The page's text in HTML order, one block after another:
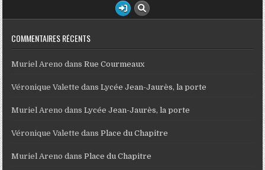
COMMENTAIRES RÉCENTS
Muriel Areno dansRue Courmeaux
Véronique Valette dansLycée Jean-Jaurès, la porte
Muriel Areno dansLycée Jean-Jaurès, la porte
Véronique Valette dansPlace du Chapitre
Muriel Areno dansPlace du Chapitre